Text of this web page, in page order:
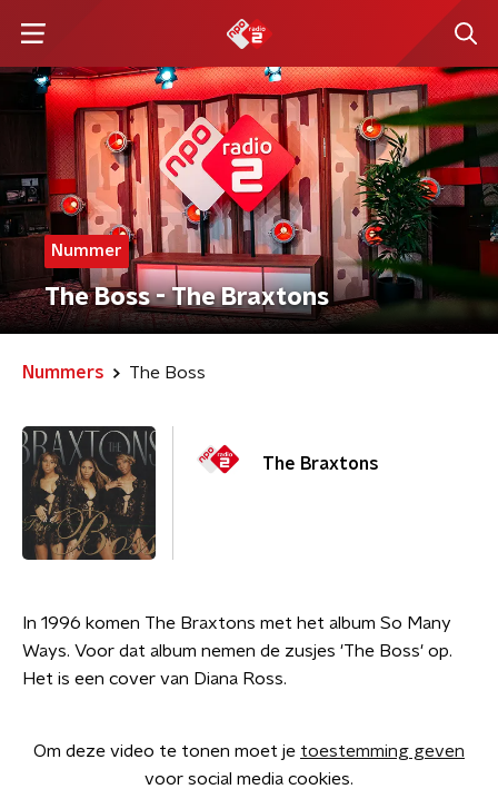
Nummer
The Boss - The Braxtons
Nummers The Boss
The Braxtons
In 1996 komen The Braxtons met het album So Many
Ways. Voor dat album nemen de zusjes 'The Boss' op.
Het is een cover van Diana Ross.
Om deze video te tonen moet je toestemming geven
voor social media cookies.